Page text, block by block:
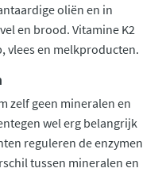
oliën en in
en brood. Vitamine K2
vlees en melkproducten.
zelf geen mineralen en
wel erg belangrijk
reguleren de enzymen
tussen mineralen en